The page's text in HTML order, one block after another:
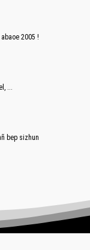
2005 !
...
bep sizhun